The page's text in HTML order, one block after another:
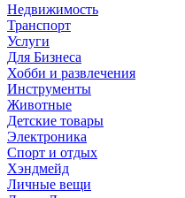
Недвижимость
Транспорт
Услуги
Для Бизнеса
Хобби и развлечения
Инструменты
Животные
Детские товары
Электроника
Спорт и отдых
Хэндмейд
Личные вещи